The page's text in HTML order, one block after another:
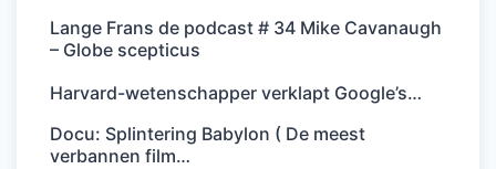
Lange Frans de podcast # 34 Mike Cavanaugh
– Globe scepticus
Harvard-wetenschapper verklapt Google’s…
Docu: Splintering Babylon ( De meest
verbannen film…